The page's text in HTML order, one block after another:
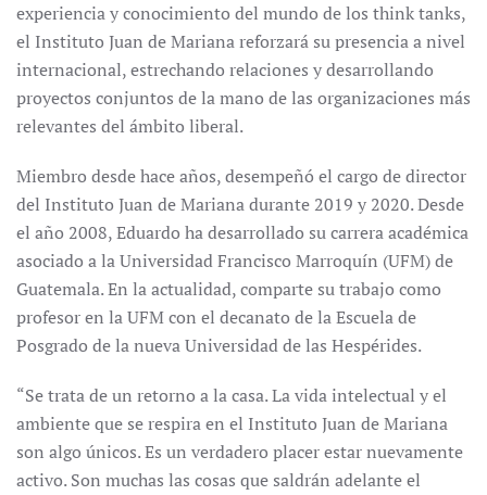
experiencia y conocimiento del mundo de los think tanks,
el Instituto Juan de Mariana reforzará su presencia a nivel
internacional, estrechando relaciones y desarrollando
proyectos conjuntos de la mano de las organizaciones más
relevantes del ámbito liberal.
Miembro desde hace años, desempeñó el cargo de director
del Instituto Juan de Mariana durante 2019 y 2020. Desde
el año 2008, Eduardo ha desarrollado su carrera académica
asociado a la Universidad Francisco Marroquín (UFM) de
Guatemala. En la actualidad, comparte su trabajo como
profesor en la UFM con el decanato de la Escuela de
Posgrado de la nueva Universidad de las Hespérides.
“Se trata de un retorno a la casa. La vida intelectual y el
ambiente que se respira en el Instituto Juan de Mariana
son algo únicos. Es un verdadero placer estar nuevamente
activo. Son muchas las cosas que saldrán adelante el